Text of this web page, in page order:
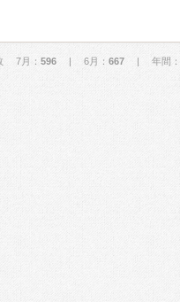
7月： 596 | 6月： 667 | 年間：